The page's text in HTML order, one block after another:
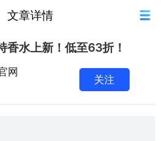
文章详情
水上新！低至63折！
网
关注